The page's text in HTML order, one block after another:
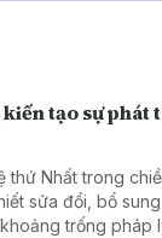
kiến tạo sự
thứ Nhất trong
sửa đổi, bổ
trống pháp